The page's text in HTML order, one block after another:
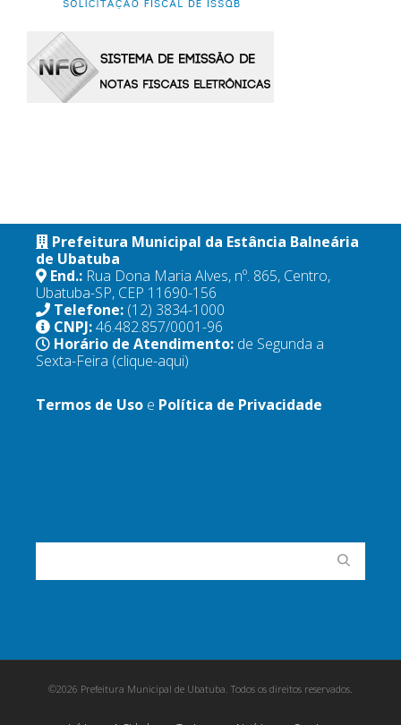
Prefeitura Municipal da Estância Balneária
de Ubatuba
End.: Rua Dona Maria Alves, nº. 865, Centro,
Ubatuba-SP, CEP 11690-156
Telefone: (12) 3834-1000
CNPJ:46.482.857/0001-96
Horário de Atendimento: de Segunda a
Sexta-Feira (clique-aqui)
Termos de Uso e Política de Privacidade
©2026 Prefeitura Municipal de Ubatuba. Todos os direitos reservados.